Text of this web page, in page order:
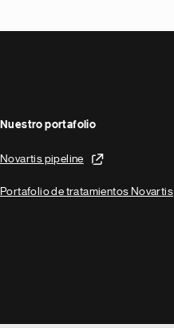
Nuestro portafolio
Novartis pipeline
Portafolio de tratamientos Novartis